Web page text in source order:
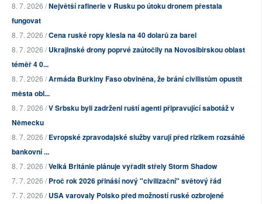
8. 7. 2026 /Největší rafinerie v Rusku po útoku dronem přestala
fungovat
8. 7. 2026 /Cena ruské ropy klesla na 40 dolarů za barel
8. 7. 2026 /Ukrajinské drony poprvé zaútočily na Novosibirskou oblast
téměř 4 0...
8. 7. 2026 /Armáda Burkiny Faso obviněna, že brání civilistům opustit
města obl...
8. 7. 2026 /V Srbsku byli zadrženi ruští agenti připravující sabotáž v
Německu
8. 7. 2026 /Evropské zpravodajské služby varují před rizikem rozsáhlé
bankovní ...
8. 7. 2026 /Velká Británie plánuje vyřadit střely Storm Shadow
7. 7. 2026 /Proč rok 2026 přináší nový "civilizační" světový řád
7. 7. 2026 /USA varovaly Polsko před možností ruské ozbrojené